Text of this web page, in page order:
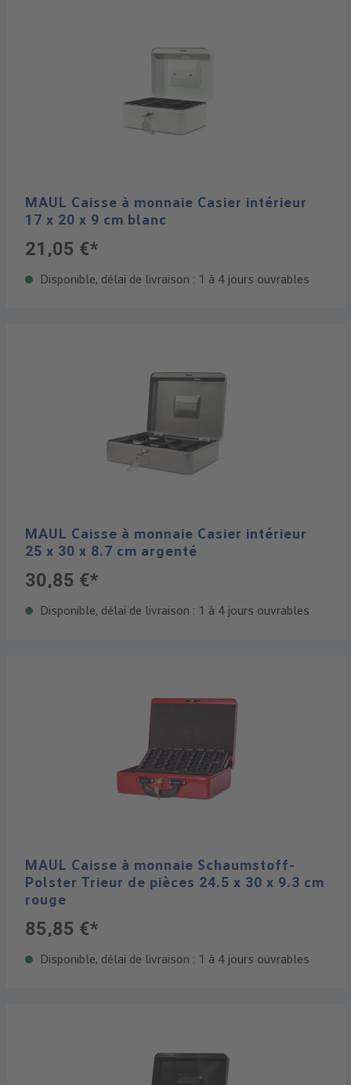
MAUL Caisse à monnaie Casier intérieur
17 x 20 x 9 cm blanc
21,05 €*
Disponible, délai de livraison : 1 à 4 jours ouvrables
MAUL Caisse à monnaie Casier intérieur
25 x 30 x 8.7 cm argenté
30,85 €*
Disponible, délai de livraison : 1 à 4 jours ouvrables
MAUL Caisse à monnaie Schaumstoff-
Polster Trieur de pièces 24.5 x 30 x 9.3 cm
rouge
85,85 €*
Disponible, délai de livraison : 1 à 4 jours ouvrables